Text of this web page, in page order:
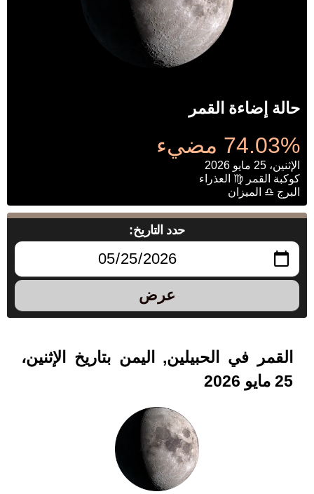
حالة إضاءة القمر
74.03% مضيء
الإثنين، 25 مايو 2026
كوكبة القمر ♍ العذراء
البرج ♎ الميزان
حدد التاريخ:
عرض
القمر في الحبيلين, اليمن بتاريخ الإثنين،
25 مايو 2026